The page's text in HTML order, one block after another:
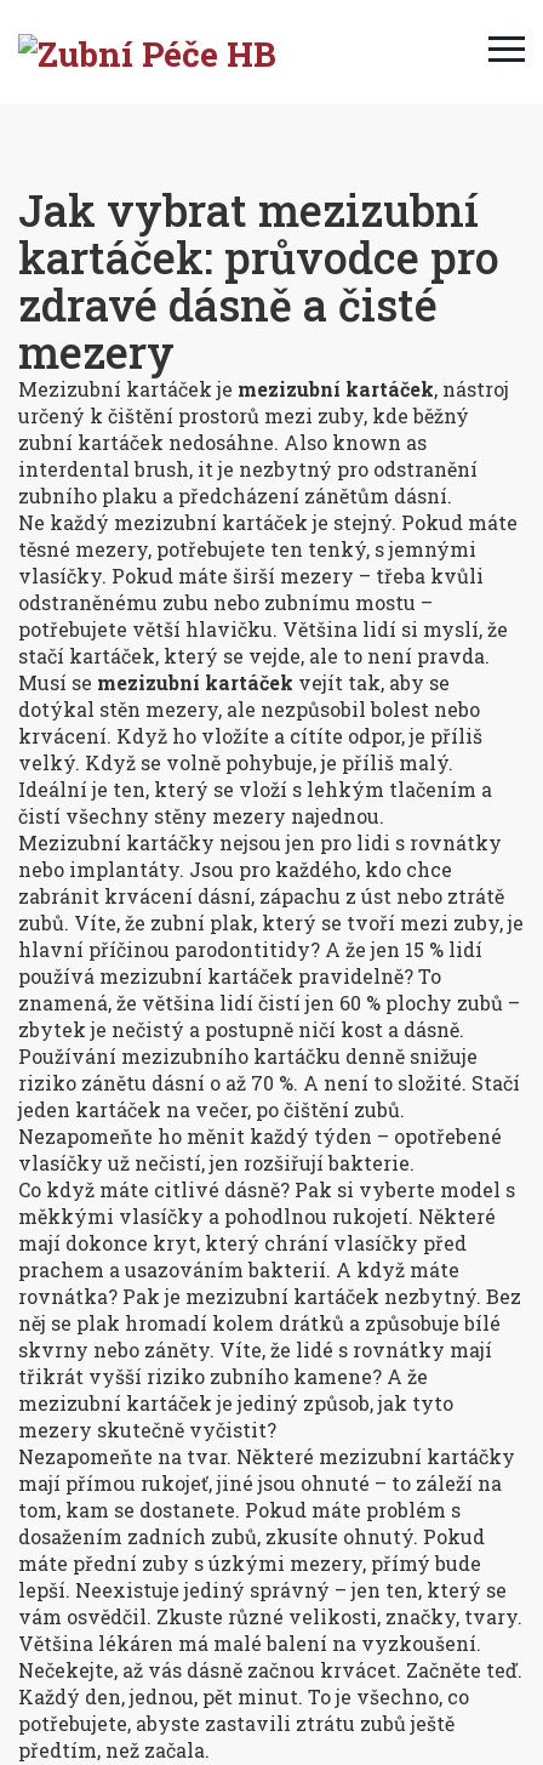
Jak vybrat mezizubní
kartáček: průvodce pro
zdravé dásně a čisté
mezery
Mezizubní kartáček je mezizubní kartáček, nástroj
určený k čištění prostorů mezi zuby, kde běžný
zubní kartáček nedosáhne. Also known as
interdental brush, itje nezbytný pro odstranění
zubního plaku a předcházení zánětům dásní.
Ne každý mezizubní kartáček je stejný. Pokud máte
těsné mezery, potřebujete ten tenký, s jemnými
vlasíčky. Pokud máte širší mezery – třeba kvůli
odstraněnému zubu nebo zubnímu mostu –
potřebujete větší hlavičku. Většina lidí si myslí, že
stačí kartáček, který se vejde, ale to není pravda.
Musí se mezizubní kartáček vejít tak, aby se
dotýkal stěn mezery, ale nezpůsobil bolest nebo
krvácení. Když ho vložíte a cítíte odpor, je příliš
velký. Když se volně pohybuje, je příliš malý.
Ideální je ten, který se vloží s lehkým tlačením a
čistí všechny stěny mezery najednou.
Mezizubní kartáčky nejsou jen pro lidi s rovnátky
nebo implantáty. Jsou pro každého, kdo chce
zabránit krvácení dásní, zápachu z úst nebo ztrátě
zubů. Víte, že zubní plak, který se tvoří mezi zuby, je
hlavní příčinou parodontitidy? A že jen 15 % lidí
používá mezizubní kartáček pravidelně? To
znamená, že většina lidí čistí jen 60 % plochy zubů –
zbytek je nečistý a postupně ničí kost a dásně.
Používání mezizubního kartáčku denně snižuje
riziko zánětu dásní o až 70 %. A není to složité. Stačí
jeden kartáček na večer, po čištění zubů.
Nezapomeňte ho měnit každý týden – opotřebené
vlasíčky už nečistí, jen rozšiřují bakterie.
Co když máte citlivé dásně? Pak si vyberte model s
měkkými vlasíčky a pohodlnou rukojetí. Některé
mají dokonce kryt, který chrání vlasíčky před
prachem a usazováním bakterií. A když máte
rovnátka? Pak je mezizubní kartáček nezbytný. Bez
něj se plak hromadí kolem drátků a způsobuje bílé
skvrny nebo záněty. Víte, že lidé s rovnátky mají
třikrát vyšší riziko zubního kamene? A že
mezizubní kartáček je jediný způsob, jak tyto
mezery skutečně vyčistit?
Nezapomeňte na tvar. Některé mezizubní kartáčky
mají přímou rukojeť, jiné jsou ohnuté – to záleží na
tom, kam se dostanete. Pokud máte problém s
dosažením zadních zubů, zkusíte ohnutý. Pokud
máte přední zuby s úzkými mezery, přímý bude
lepší. Neexistuje jediný správný – jen ten, který se
vám osvědčil. Zkuste různé velikosti, značky, tvary.
Většina lékáren má malé balení na vyzkoušení.
Nečekejte, až vás dásně začnou krvácet. Začněte teď.
Každý den, jednou, pět minut. To je všechno, co
potřebujete, abyste zastavili ztrátu zubů ještě
předtím, než začala.